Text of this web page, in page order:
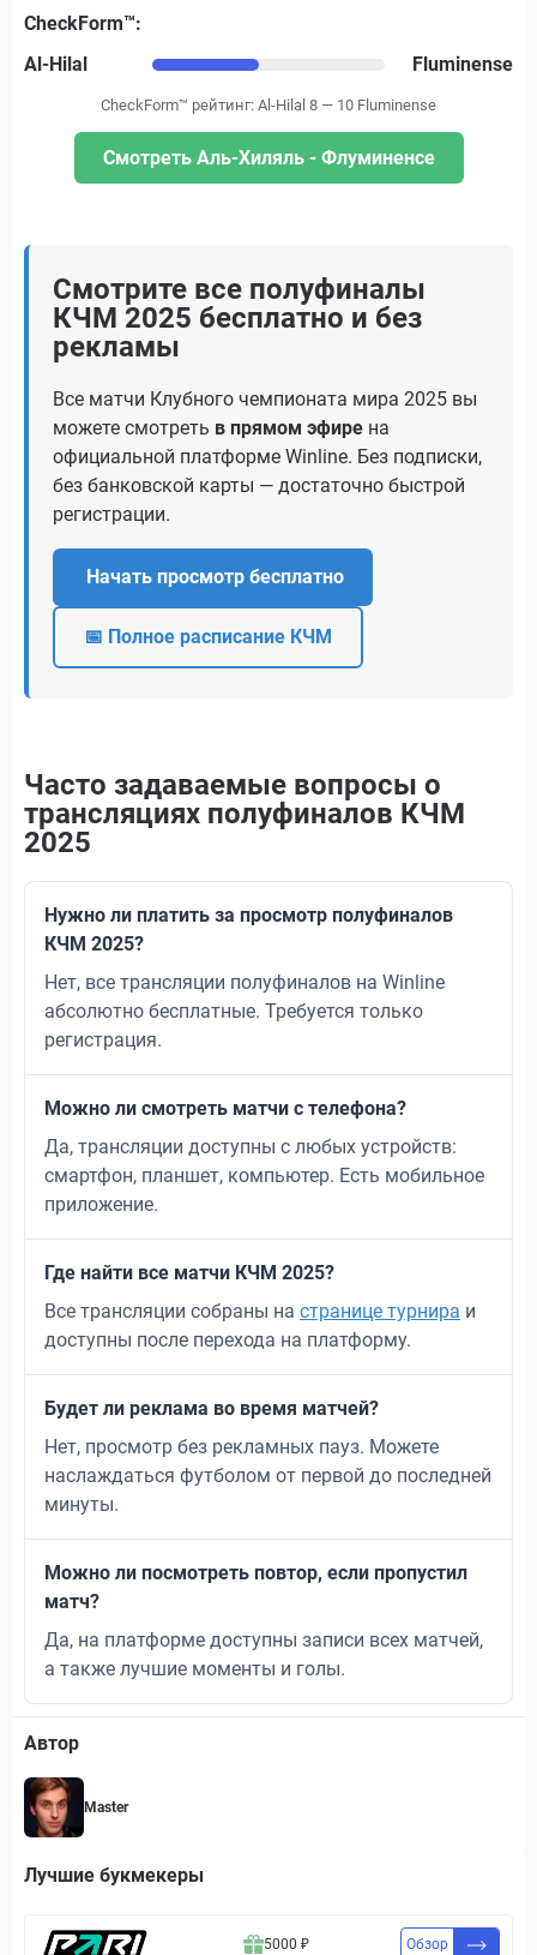
CheckForm™:
Al-Hilal
Fluminense
CheckForm™ рейтинг: Al-Hilal 8 — 10 Fluminense
Смотреть Аль-Хиляль - Флуминенсе
Смотрите все полуфиналы
КЧМ 2025 бесплатно и без
рекламы
Все матчи Клубного чемпионата мира 2025 вы
можете смотреть в прямом эфире на
официальной платформе Winline. Без подписки,
без банковской карты — достаточно быстрой
регистрации.
Начать просмотр бесплатно
📅 Полное расписание КЧМ
Часто задаваемые вопросы о
трансляциях полуфиналов КЧМ
2025
Нужно ли платить за просмотр полуфиналов
КЧМ 2025?
Нет, все трансляции полуфиналов на Winline
абсолютно бесплатные. Требуется только
регистрация.
Можно ли смотреть матчи с телефона?
Да, трансляции доступны с любых устройств:
смартфон, планшет, компьютер. Есть мобильное
приложение.
Где найти все матчи КЧМ 2025?
Все трансляции собраны на странице турнира и
доступны после перехода на платформу.
Будет ли реклама во время матчей?
Нет, просмотр без рекламных пауз. Можете
наслаждаться футболом от первой до последней
минуты.
Можно ли посмотреть повтор, если пропустил
матч?
Да, на платформе доступны записи всех матчей,
а также лучшие моменты и голы.
Автор
Master
Лучшие букмекеры
5000 ₽ Обзор